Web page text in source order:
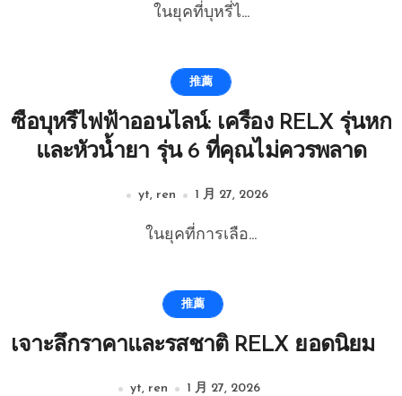
ในยุคที่บุหรี่ไ...
推薦
ซื้อบุหรี่ไฟฟ้าออนไลน์: เครื่อง RELX รุ่นหก
และหัวน้ำยา รุ่น 6 ที่คุณไม่ควรพลาด
yt, ren 1 月 27, 2026
ในยุคที่การเลือ...
推薦
เจาะลึกราคาและรสชาติ RELX ยอดนิยม
yt, ren 1 月 27, 2026